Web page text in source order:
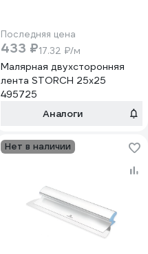
Последняя цена
433 ₽17.32 ₽/м
Малярная двухсторонняя
лента STORCH 25х25
495725
Аналоги
Нет в наличии